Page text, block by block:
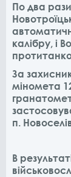
По два
калібру, і
За
міномета
п.
В